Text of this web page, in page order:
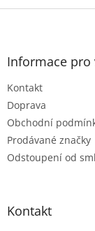
Z
Informace pro
Kontakt
Doprava
Obchodní
Prodávané značky
Odstoupení od
Kontakt